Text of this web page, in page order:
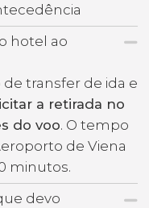
hotel ao
de transfer de ida e
a retirada no
do voo. O tempo
de Viena
minutos.
devo